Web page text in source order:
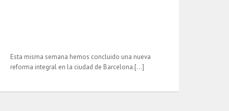
Esta misma semana hemos concluido una nueva
reforma integral en la ciudad de Barcelona.[…]